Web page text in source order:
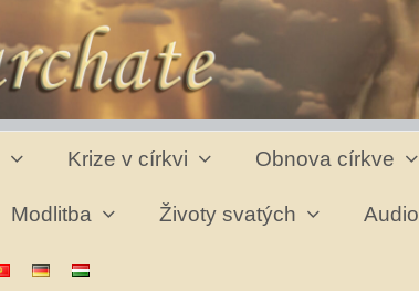
Krize v církvi Obnova církve
Modlitba Životy svatých Audio